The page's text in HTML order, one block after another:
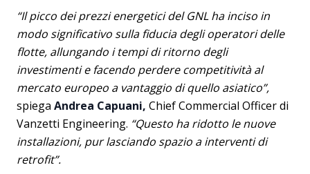
“Il picco dei prezzi energetici del GNL ha inciso in
modo significativo sulla fiducia degli operatori delle
flotte, allungando i tempi di ritorno degli
investimenti e facendo perdere competitività al
mercato europeo a vantaggio di quello asiatico”,
spiega Andrea Capuani, Chief Commercial Officer di
Vanzetti Engineering. “Questo ha ridotto le nuove
installazioni, pur lasciando spazio a interventi di
retrofit”.